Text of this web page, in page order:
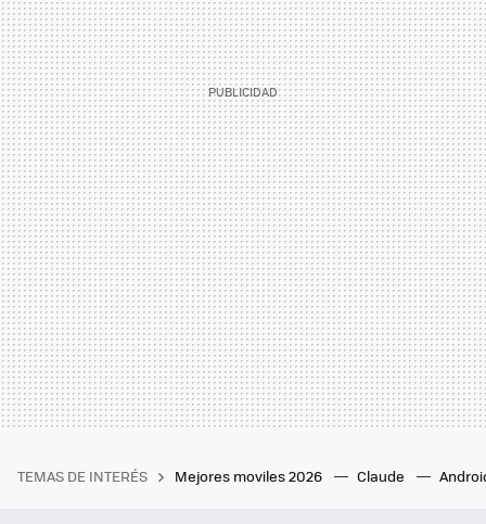
TEMAS DE INTERÉS Mejores moviles 2026 Claude